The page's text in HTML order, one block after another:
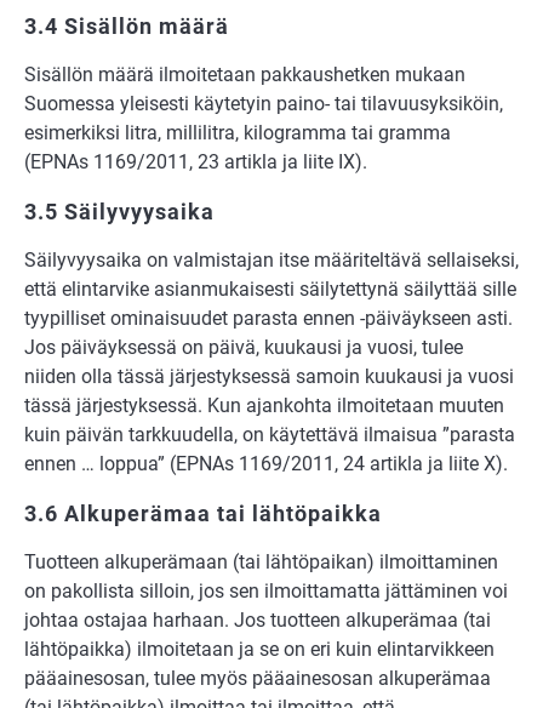
3.4 Sisällön määrä
Sisällön määrä ilmoitetaan pakkaushetken mukaan
Suomessa yleisesti käytetyin paino- tai tilavuusyksiköin,
esimerkiksi litra, millilitra, kilogramma tai gramma
(EPNAs 1169/2011, 23 artikla ja liite IX).
3.5 Säilyvyysaika
Säilyvyysaika on valmistajan itse määriteltävä sellaiseksi,
että elintarvike asianmukaisesti säilytettynä säilyttää sille
tyypilliset ominaisuudet parasta ennen -päiväykseen asti.
Jos päiväyksessä on päivä, kuukausi ja vuosi, tulee
niiden olla tässä järjestyksessä samoin kuukausi ja vuosi
tässä järjestyksessä. Kun ajankohta ilmoitetaan muuten
kuin päivän tarkkuudella, on käytettävä ilmaisua ”parasta
ennen … loppua” (EPNAs 1169/2011, 24 artikla ja liite X).
3.6 Alkuperämaa tai lähtöpaikka
Tuotteen alkuperämaan (tai lähtöpaikan) ilmoittaminen
on pakollista silloin, jos sen ilmoittamatta jättäminen voi
johtaa ostajaa harhaan. Jos tuotteen alkuperämaa (tai
lähtöpaikka) ilmoitetaan ja se on eri kuin elintarvikkeen
pääainesosan, tulee myös pääainesosan alkuperämaa